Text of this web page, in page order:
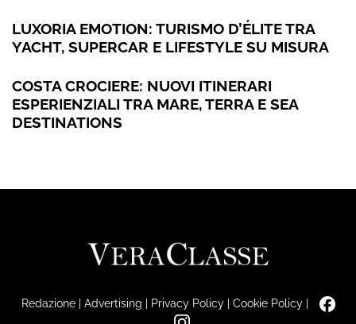
LUXORIA EMOTION: TURISMO D’ÉLITE TRA
YACHT, SUPERCAR E LIFESTYLE SU MISURA
COSTA CROCIERE: NUOVI ITINERARI
ESPERIENZIALI TRA MARE, TERRA E SEA
DESTINATIONS
Redazione| Advertising | Privacy Policy| Cookie Policy|